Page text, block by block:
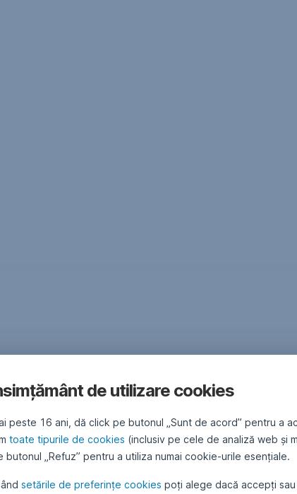
de utilizare cookies
peste 16 ani, dă click pe butonul „Sunt de acord” pentru a
toate tipurile de cookies (inclusiv pe cele de analiză web și
butonul „Refuz” pentru a utiliza numai cookie-urile esențiale.
setările de preferințe cookies poți alege dacă accepți